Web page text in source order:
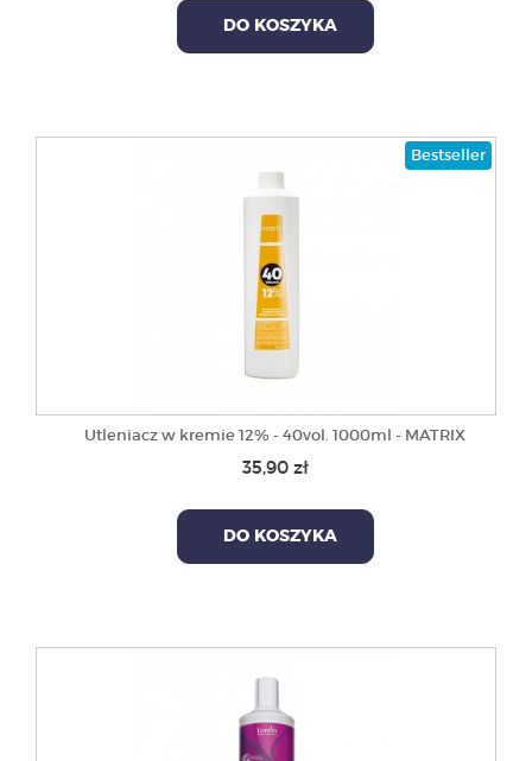
DO KOSZYKA
Bestseller
Utleniacz w kremie 12% - 40vol. 1000ml - MATRIX
35,90 zł
DO KOSZYKA